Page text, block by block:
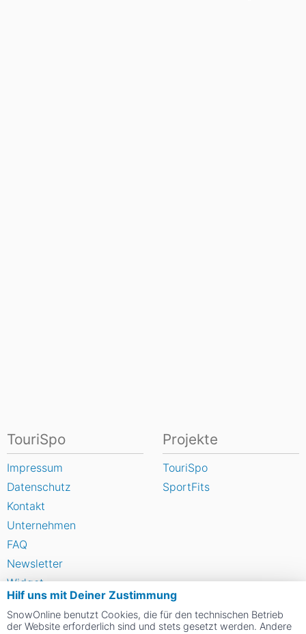
Hilf uns mit Deiner Zustimmung
SnowOnline benutzt Cookies, die für den technischen Betrieb
der Website erforderlich sind und stets gesetzt werden. Andere
TouriSpo
Impressum
Datenschutz
Kontakt
Unternehmen
FAQ
Newsletter
Widget
Umfragen
Skigebiet bewerten
Projekte
TouriSpo
SportFits